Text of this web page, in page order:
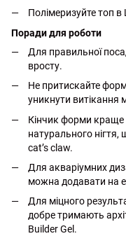
Полімеризуйте топ в
Поради для роботи
Для правильної
вросту.
Не притискайте
уникнути витікання
Кінчик форми краще
натурального нігтя,
cat’s claw.
Для акваріумних
можна додавати на
Для міцного
добре тримають
Builder Gel.